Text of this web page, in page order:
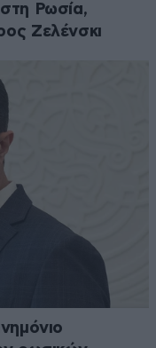
Ρωσία,
Ζελένσκι